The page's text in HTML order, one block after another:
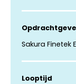
Sakura Finetek
Looptijd